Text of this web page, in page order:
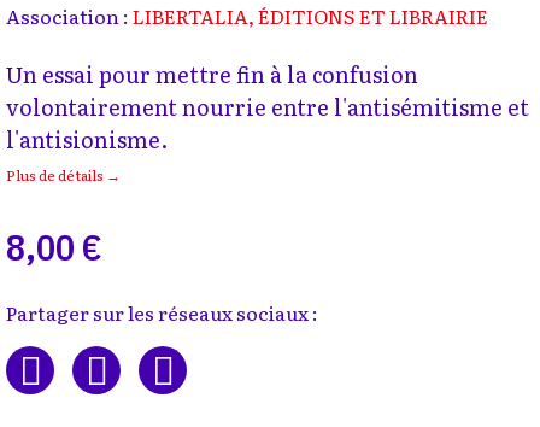
Association : LIBERTALIA, ÉDITIONS ET LIBRAIRIE
Un essai pour mettre fin à la confusion
volontairement nourrie entre l'antisémitisme et
l'antisionisme.
Plus de détails →
8,00 €
Partager sur les réseaux sociaux :